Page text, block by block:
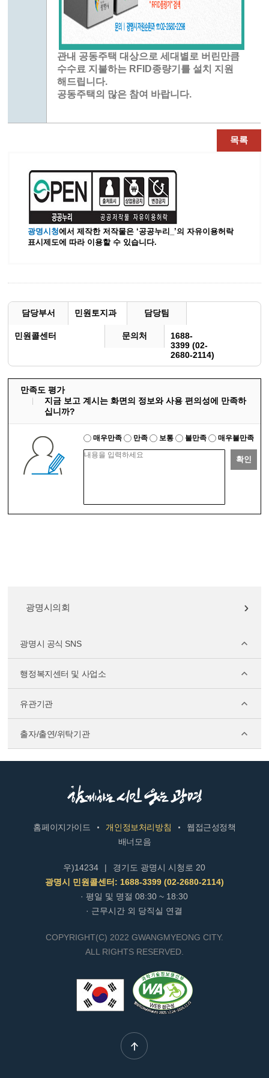
관내 공동주택 대상으로 세대별로 버린만큼
수수료 지불하는 RFID종량기를 설치 지원
해드립니다.
공동주택의 많은 참여 바랍니다.
목록
광명시청에서 제작한 저작물은 ‘공공누리_’의 자유이용허락
표시제도에 따라 이용할 수 있습니다.
담당부서 민원토지과 담당팀
민원콜센터 문의처
1688-
3399 (02-
2680-2114)
만족도 평가
지금 보고 계시는 화면의 정보와 사용 편의성에 만족하
십니까?
매우만족 만족 보통 불만족 매우불만족
확인
광명시의회
광명시 공식 SNS
행정복지센터 및 사업소
유관기관
출자/출연/위탁기관
홈페이지가이드 개인정보처리방침
웹접근성정책
배너모음
우)14234 |
경기도 광명시 시청로 20
광명시 민원콜센터: 1688-3399 (02-2680-2114)
· 평일 및 명절 08:30 ~ 18:30
· 근무시간 외 당직실 연결
COPYRIGHT(C) 2022 GWANGMYEONG CITY.
ALL RIGHTS RESERVED.